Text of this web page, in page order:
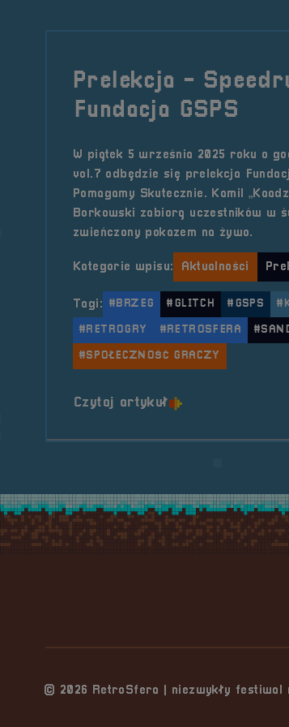
Prelekcja -
Fundacja GSPS
W piątek 5 września 2025 roku o
vol.7 odbędzie się prelekcja
Pomagamy Skutecznie. Kamil
Borkowski zabiorą uczestników w
zwieńczony pokazem na żywo.
Kategorie wpisu: Aktualności
Tagi: #BRZEG #GLITCH #GSPS
#RETROGRY #RETROSFERA
#SPOŁECZNOŚĆ GRACZY
Czytaj artykuło tytule Prelekcja
© 2026 RetroSfera | niezwykły festiwal